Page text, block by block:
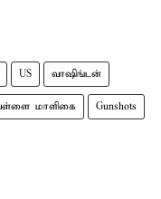
US வாஷிங்டன்
மாளிகை Gunshots